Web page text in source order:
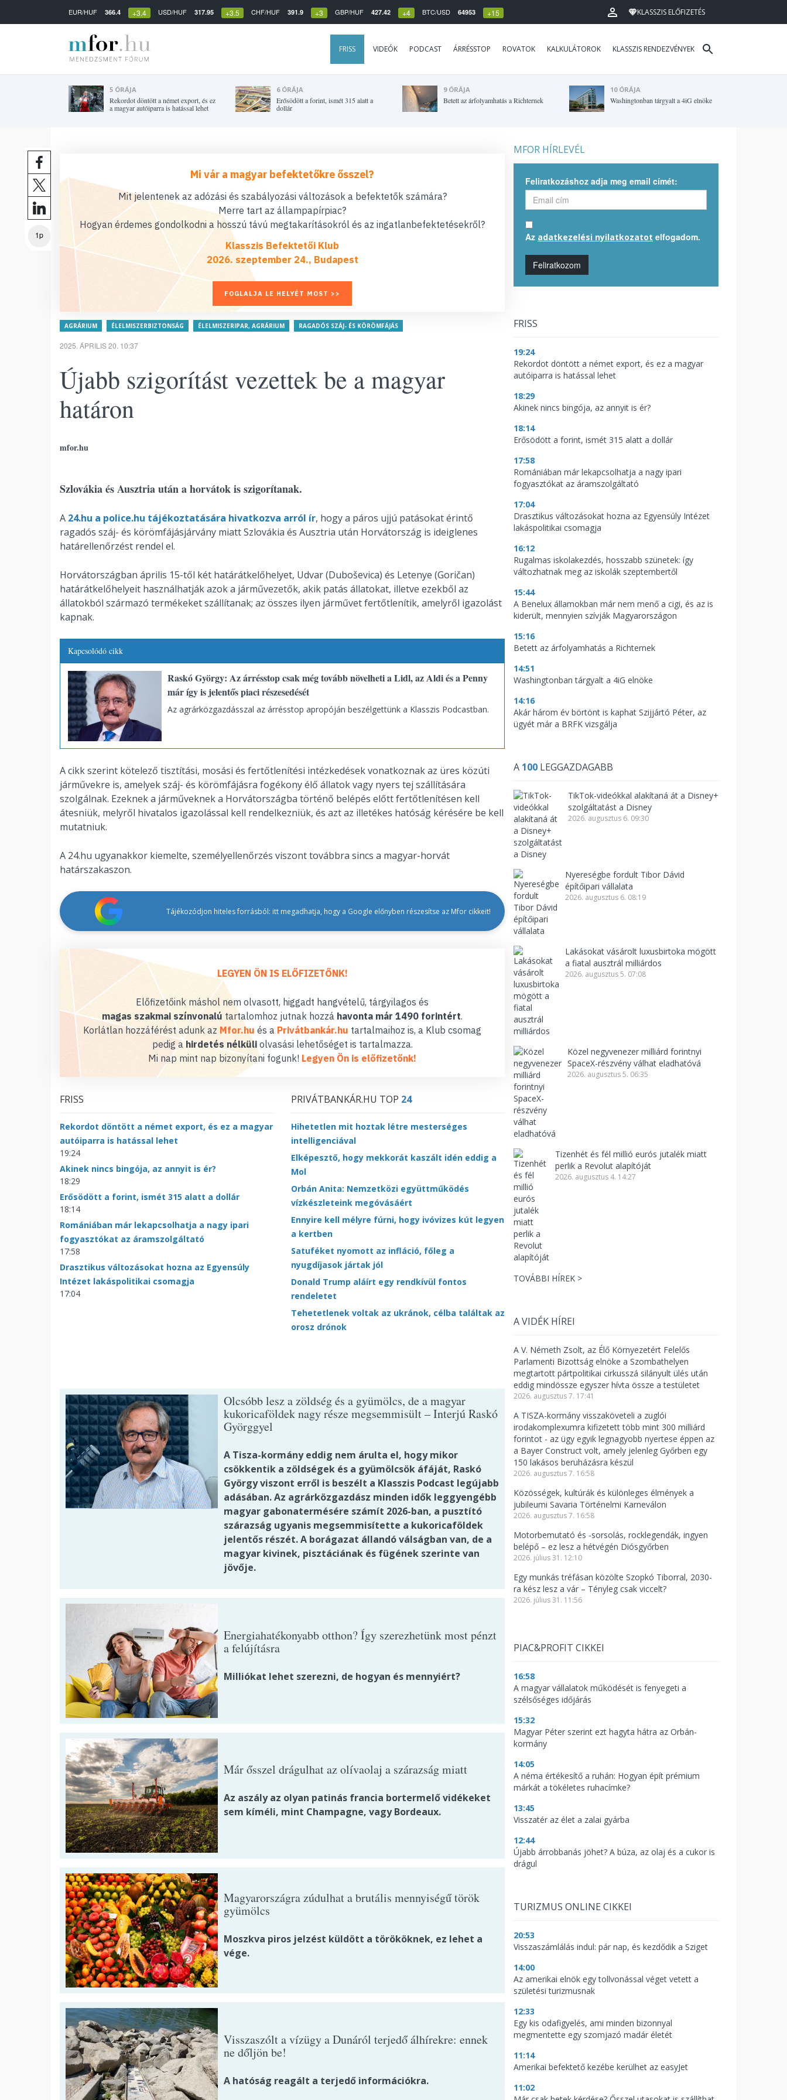
EUR/HUF 366.4 +3.4 USD/HUF 317.95 +3.5 CHF/HUF 391.9 +3 GBP/HUF 427.42 +4 BTC/USD 64953 +15 KLASSZIS ELŐFIZETÉS
FRISS VIDEÓK PODCAST ÁRRÉSSTOP ROVATOK KALKULÁTOROK KLASSZIS RENDEZVÉNYEK
5 ÓRÁJA
Rekordot döntött a német export, és ez
a magyar autóiparra is hatással lehet
6 ÓRÁJA
Erősödött a forint, ismét 315 alatt a
dollár
9 ÓRÁJA
Betett az árfolyamhatás a Richternek
10 ÓRÁJA
Washingtonban tárgyalt a 4iG elnöke
1p
Mi vár a magyar befektetőkre ősszel?
Mit jelentenek az adózási és szabályozási változások a befektetők számára?
Merre tart az állampapírpiac?
Hogyan érdemes gondolkodni a hosszú távú megtakarításokról és az ingatlanbefektetésekről?
Klasszis Befektetői Klub
2026. szeptember 24., Budapest
FOGLALJA LE HELYÉT MOST >>
AGRÁRIUM ÉLELMISZERBIZTONSÁG ÉLELMISZERIPAR, AGRÁRIUM RAGADÓS SZÁJ- ÉS KÖRÖMFÁJÁS
2025. ÁPRILIS 20. 10:37
Újabb szigorítást vezettek be a magyar
határon
mfor.hu
Szlovákia és Ausztria után a horvátok is szigorítanak.
A 24.hu a police.hu tájékoztatására hivatkozva arról ír, hogy a páros ujjú patásokat érintő
ragadós száj- és körömfájásjárvány miatt Szlovákia és Ausztria után Horvátország is ideiglenes
határellenőrzést rendel el.
Horvátországban április 15-től két határátkelőhelyet, Udvar (Duboševica) és Letenye (Goričan)
határátkelőhelyeit használhatják azok a járművezetők, akik patás állatokat, illetve ezekből az
állatokból származó termékeket szállítanak; az összes ilyen járművet fertőtlenítik, amelyről igazolást
kapnak.
Kapcsolódó cikk
Raskó György: Az árrésstop csak még tovább növelheti a Lidl, az Aldi és a Penny
már így is jelentős piaci részesedését
Az agrárközgazdásszal az árrésstop apropóján beszélgettünk a Klasszis Podcastban.
A cikk szerint kötelező tisztítási, mosási és fertőtlenítési intézkedések vonatkoznak az üres közúti
járművekre is, amelyek száj- és körömfájásra fogékony élő állatok vagy nyers tej szállítására
szolgálnak. Ezeknek a járműveknek a Horvátországba történő belépés előtt fertőtlenítésen kell
átesniük, melyről hivatalos igazolással kell rendelkezniük, és azt az illetékes hatóság kérésére be kell
mutatniuk.
A 24.hu ugyanakkor kiemelte, személyellenőrzés viszont továbbra sincs a magyar-horvát
határszakaszon.
Tájékozódjon hiteles forrásból: itt megadhatja, hogy a Google előnyben részesítse az Mfor cikkeit!
LEGYEN ÖN IS ELŐFIZETŐNK!
Előfizetőink máshol nem olvasott, higgadt hangvételű, tárgyilagos és
magas szakmai színvonalú tartalomhoz jutnak hozzá havonta már 1490 forintért.
Korlátlan hozzáférést adunk az Mfor.hu és a Privátbankár.hu tartalmaihoz is, a Klub csomag
pedig ahirdetés nélküliolvasási lehetőséget is tartalmazza.
Mi nap mint nap bizonyítani fogunk! Legyen Ön is előfizetőnk!
FRISS
Rekordot döntött a német export, és ez a magyar
autóiparra is hatással lehet
19:24
Akinek nincs bingója, az annyit is ér?
18:29
Erősödött a forint, ismét 315 alatt a dollár
18:14
Romániában már lekapcsolhatja a nagy ipari
fogyasztókat az áramszolgáltató
17:58
Drasztikus változásokat hozna az Egyensúly
Intézet lakáspolitikai csomagja
17:04
PRIVÁTBANKÁR.HU TOP 24
Hihetetlen mit hoztak létre mesterséges
intelligenciával
Elképesztő, hogy mekkorát kaszált idén eddig a
Mol
Orbán Anita: Nemzetközi együttműködés
vízkészleteink megóvásáért
Ennyire kell mélyre fúrni, hogy ivóvizes kút legyen
a kertben
Satuféket nyomott az infláció, főleg a
nyugdíjasok jártak jól
Donald Trump aláírt egy rendkívül fontos
rendeletet
Tehetetlenek voltak az ukránok, célba találtak az
orosz drónok
Olcsóbb lesz a zöldség és a gyümölcs, de a magyar
kukoricaföldek nagy része megsemmisült – Interjú Raskó
Györggyel
A Tisza-kormány eddig nem árulta el, hogy mikor
csökkentik a zöldségek és a gyümölcsök áfáját, Raskó
György viszont erről is beszélt a Klasszis Podcast legújabb
adásában. Az agrárközgazdász minden idők leggyengébb
magyar gabonatermésére számít 2026-ban, a pusztító
szárazság ugyanis megsemmisítette a kukoricaföldek
jelentős részét. A borágazat állandó válságban van, de a
magyar kivinek, pisztáciának és fügének szerinte van
jövője.
Energiahatékonyabb otthon? Így szerezhetünk most pénzt
a felújításra
Milliókat lehet szerezni, de hogyan és mennyiért?
Már ősszel drágulhat az olívaolaj a szárazság miatt
Az aszály az olyan patinás francia bortermelő vidékeket
sem kíméli, mint Champagne, vagy Bordeaux.
Magyarországra zúdulhat a brutális mennyiségű török
gyümölcs
Moszkva piros jelzést küldött a törököknek, ez lehet a
vége.
Visszaszólt a vízügy a Dunáról terjedő álhírekre: ennek
ne dőljön be!
A hatóság reagált a terjedő információkra.
MFOR HÍRLEVÉL
Feliratkozáshoz adja meg email címét:
Az adatkezelési nyilatkozatot elfogadom.
Feliratkozom
FRISS
19:24
Rekordot döntött a német export, és ez a magyar
autóiparra is hatással lehet
18:29
Akinek nincs bingója, az annyit is ér?
18:14
Erősödött a forint, ismét 315 alatt a dollár
17:58
Romániában már lekapcsolhatja a nagy ipari
fogyasztókat az áramszolgáltató
17:04
Drasztikus változásokat hozna az Egyensúly Intézet
lakáspolitikai csomagja
16:12
Rugalmas iskolakezdés, hosszabb szünetek: így
változhatnak meg az iskolák szeptembertől
15:44
A Benelux államokban már nem menő a cigi, és az is
kiderült, mennyien szívják Magyarországon
15:16
Betett az árfolyamhatás a Richternek
14:51
Washingtonban tárgyalt a 4iG elnöke
14:16
Akár három év börtönt is kaphat Szijjártó Péter, az
ügyét már a BRFK vizsgálja
A 100 LEGGAZDAGABB
TikTok-videókkal alakítaná át a Disney+
szolgáltatást a Disney
2026. augusztus 6. 09:30
Nyereségbe fordult Tibor Dávid
építőipari vállalata
2026. augusztus 6. 08:19
Lakásokat vásárolt luxusbirtoka mögött
a fiatal ausztrál milliárdos
2026. augusztus 5. 07:08
Közel negyvenezer milliárd forintnyi
SpaceX-részvény válhat eladhatóvá
2026. augusztus 5. 06:35
Tizenhét és fél millió eurós jutalék miatt
perlik a Revolut alapítóját
2026. augusztus 4. 14:27
TOVÁBBI HÍREK >
A VIDÉK HÍREI
A V. Németh Zsolt, az Élő Környezetért Felelős
Parlamenti Bizottság elnöke a Szombathelyen
megtartott pártpolitikai cirkusszá silányult ülés után
eddig mindössze egyszer hívta össze a testületet
2026. augusztus 7. 17:41
A TISZA-kormány visszaköveteli a zuglói
irodakomplexumra kifizetett több mint 300 milliárd
forintot - az ügy egyik legnagyobb nyertese éppen az
a Bayer Construct volt, amely jelenleg Győrben egy
150 lakásos beruházásra készül
2026. augusztus 7. 16:58
Közösségek, kultúrák és különleges élmények a
jubileumi Savaria Történelmi Karneválon
2026. augusztus 7. 16:58
Motorbemutató és -sorsolás, rocklegendák, ingyen
belépő – ez lesz a hétvégén Diósgyőrben
2026. július 31. 12:10
Egy munkás tréfásan közölte Szopkó Tiborral, 2030-
ra kész lesz a vár – Tényleg csak viccelt?
2026. július 31. 11:56
PIAC&PROFIT CIKKEI
16:58
A magyar vállalatok működését is fenyegeti a
szélsőséges időjárás
15:32
Magyar Péter szerint ezt hagyta hátra az Orbán-
kormány
14:05
A néma értékesítő a ruhán: Hogyan épít prémium
márkát a tökéletes ruhacímke?
13:45
Visszatér az élet a zalai gyárba
12:44
Újabb árrobbanás jöhet? A búza, az olaj és a cukor is
drágul
TURIZMUS ONLINE CIKKEI
20:53
Visszaszámlálás indul: pár nap, és kezdődik a Sziget
14:00
Az amerikai elnök egy tollvonással véget vetett a
születési turizmusnak
12:33
Egy kis odafigyelés, ami minden bizonnyal
megmentette egy szomjazó madár életét
11:14
Amerikai befektető kezébe kerülhet az easyJet
11:02